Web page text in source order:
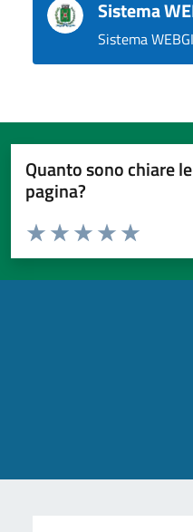
Sistema
Sistema
Quanto sono chiare
pagina?
Valuta da 1 a 5 stelle la pagina
Valuta 5
Valuta 4 stelle
Valuta 3 stelle su 5
Valuta 2 stelle su 5
Valuta 1 stelle su 5